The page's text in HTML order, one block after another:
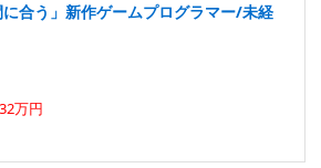
合う」新作ゲームプログラマー/未経
万円